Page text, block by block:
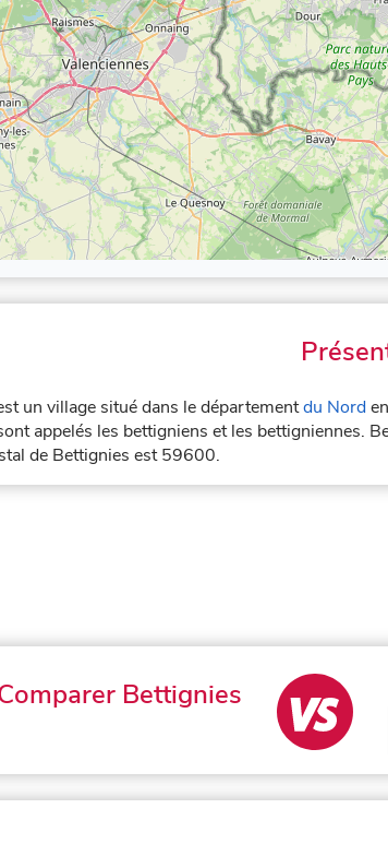
un village situé dans le départementdu Nord
appelés les bettigniens et les bettigniennes.
de Bettignies est 59600.
Bettignies